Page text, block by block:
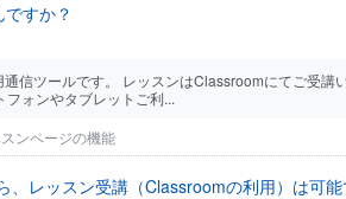
すか？
信ツールです。 レッスンはClassroomにてご受講
ォンやタブレットご利...
ンページの機能
レッスン受講（Classroomの利用）は可能